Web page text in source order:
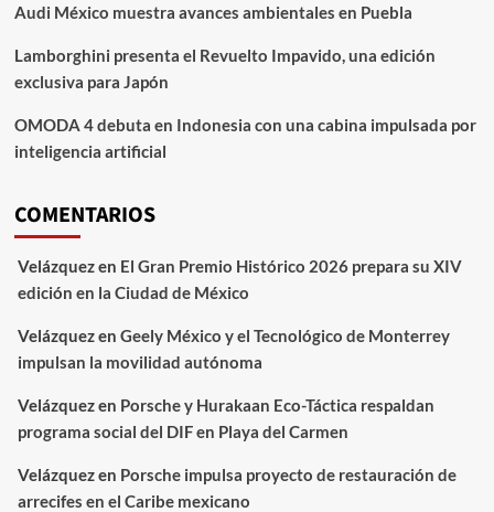
Audi México muestra avances ambientales en Puebla
Lamborghini presenta el Revuelto Impavido, una edición
exclusiva para Japón
OMODA 4 debuta en Indonesia con una cabina impulsada por
inteligencia artificial
COMENTARIOS
Velázquezen El Gran Premio Histórico 2026 prepara su XIV
edición en la Ciudad de México
Velázquezen Geely México y el Tecnológico de Monterrey
impulsan la movilidad autónoma
Velázquezen Porsche y Hurakaan Eco-Táctica respaldan
programa social del DIF en Playa del Carmen
Velázquezen Porsche impulsa proyecto de restauración de
arrecifes en el Caribe mexicano